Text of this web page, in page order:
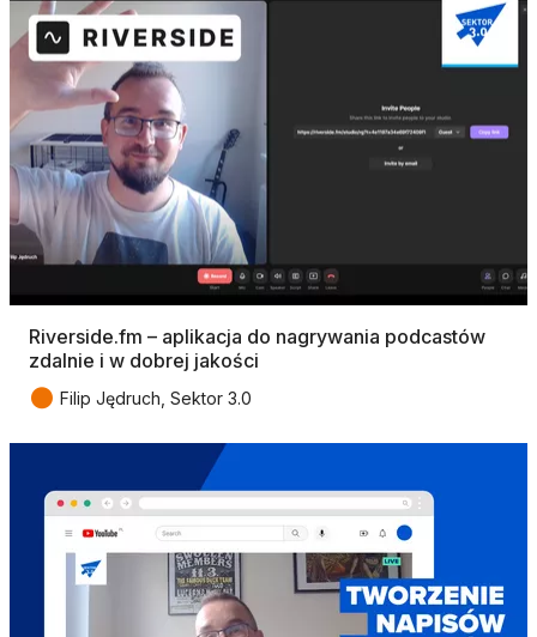
Riverside.fm – aplikacja do nagrywania podcastów
zdalnie i w dobrej jakości
● Filip Jędruch, Sektor 3.0